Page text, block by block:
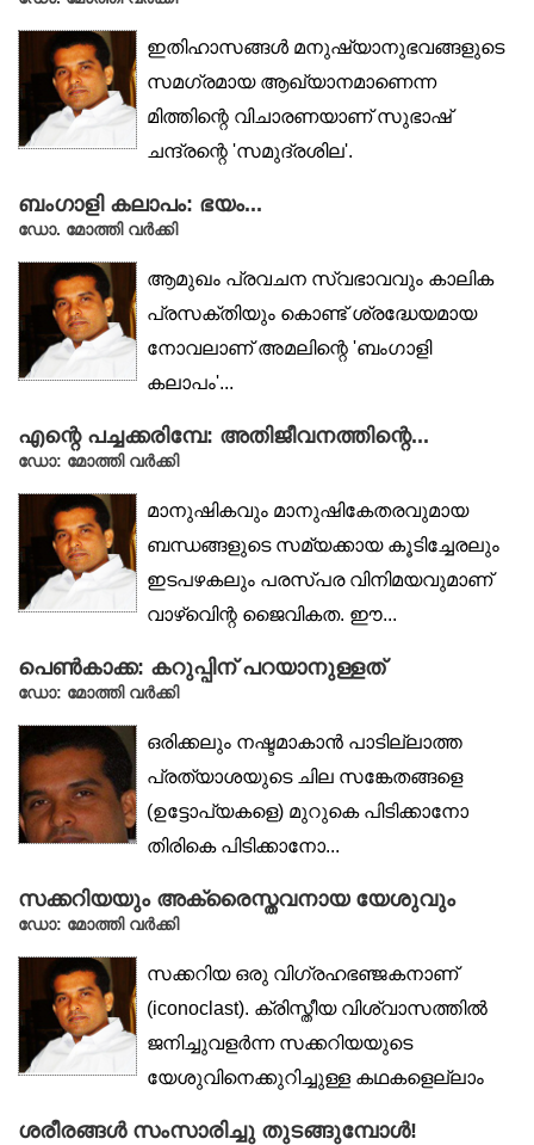
ഇതിഹാസങ്ങൾ മനുഷ്യാനുഭവങ്ങളുടെ
സമഗ്രമായ ആഖ്യാനമാണെന്ന
മിത്തിന്റെ വിചാരണയാണ് സുഭാഷ്
ചന്ദ്രന്റെ 'സമുദ്രശില'.
സ്ര്തീജീവിതത്തിെന്റ...
ബംഗാളി കലാപം: ഭയം...
ഡോ. മോത്തി വർക്കി
ആമുഖം പ്രവചന സ്വഭാവവും കാലിക
പ്രസക്തിയും കൊണ്ട് ശ്രദ്ധേയമായ
നോവലാണ് അമലിന്റെ 'ബംഗാളി
കലാപം'...
എന്റെ പച്ചക്കരിമ്പേ: അതിജീവനത്തിന്റെ...
ഡോ: മോത്തി വർക്കി
മാനുഷികവും മാനുഷികേതരവുമായ
ബന്ധങ്ങളുടെ സമ്യക്കായ കൂടിച്ചേരലും
ഇടപഴകലും പരസ്പര വിനിമയവുമാണ്
വാഴ്‌വിെന്റ ജൈവികത. ഈ...
പെൺകാക്ക: കറുപ്പിന് പറയാനുള്ളത്
ഡോ: മോത്തി വർക്കി
ഒരിക്കലും നഷ്ടമാകാൻ പാടില്ലാത്ത
പ്രത്യാശയുടെ ചില സങ്കേതങ്ങളെ
(ഉട്ടോപ്യകളെ) മുറുകെ പിടിക്കാനോ
തിരികെ പിടിക്കാനോ...
സക്കറിയയും അക്രൈസ്തവനായ യേശുവും
ഡോ: മോത്തി വർക്കി
സക്കറിയ ഒരു വിഗ്രഹഭഞ്ജകനാണ്
(iconoclast). ക്രിസ്തീയ വിശ്വാസത്തിൽ
ജനിച്ചുവളർന്ന സക്കറിയയുടെ
യേശുവിനെക്കുറിച്ചുള്ള കഥകളെല്ലാം
ശരീരങ്ങൾ സംസാരിച്ചു തുടങ്ങുമ്പോൾ!